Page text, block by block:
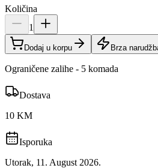
Količina
1
Dodaj u korpu Brza
Ograničene zalihe - 5 komada
Dostava
10 KM
Isporuka
Utorak, 11. August 2026.